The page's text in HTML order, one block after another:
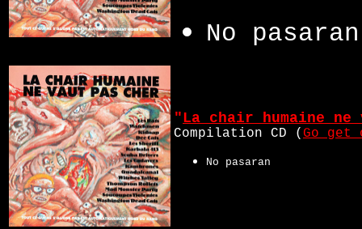
No pasaran
"La chair humaine ne
Compilation CD ( Go get
No pasaran